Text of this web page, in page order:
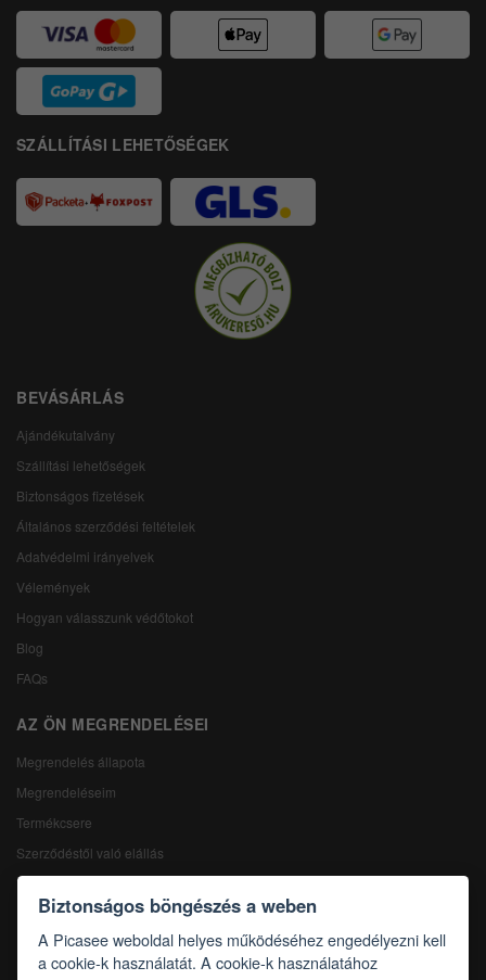
SZÁLLÍTÁSI LEHETŐSÉGEK
BEVÁSÁRLÁS
Ajándékutalvány
Szállítási lehetőségek
Biztonságos fizetések
Általános szerződési feltételek
Adatvédelmi irányelvek
Vélemények
Hogyan válasszunk védőtokot
Blog
FAQs
AZ ÖN MEGRENDELÉSEI
Megrendelés állapota
Megrendeléseim
Termékcsere
Szerződéstől való elállás
Reklamáció
KAPCSOLAT
Kapcsolat
Biztonságos böngészés a weben
A Picasee weboldal helyes működéséhez engedélyezni kell
a cookie-k használatát. A cookie-k használatához